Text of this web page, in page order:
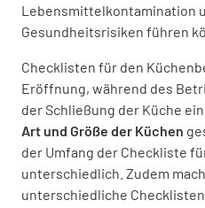
Lebensmittelkontamination
Gesundheitsrisiken führen
Checklisten für den
Eröffnung, während des
der Schließung der Küche
Art und Größe der Küchen
der Umfang der Checkliste
unterschiedlich. Zudem
unterschiedliche